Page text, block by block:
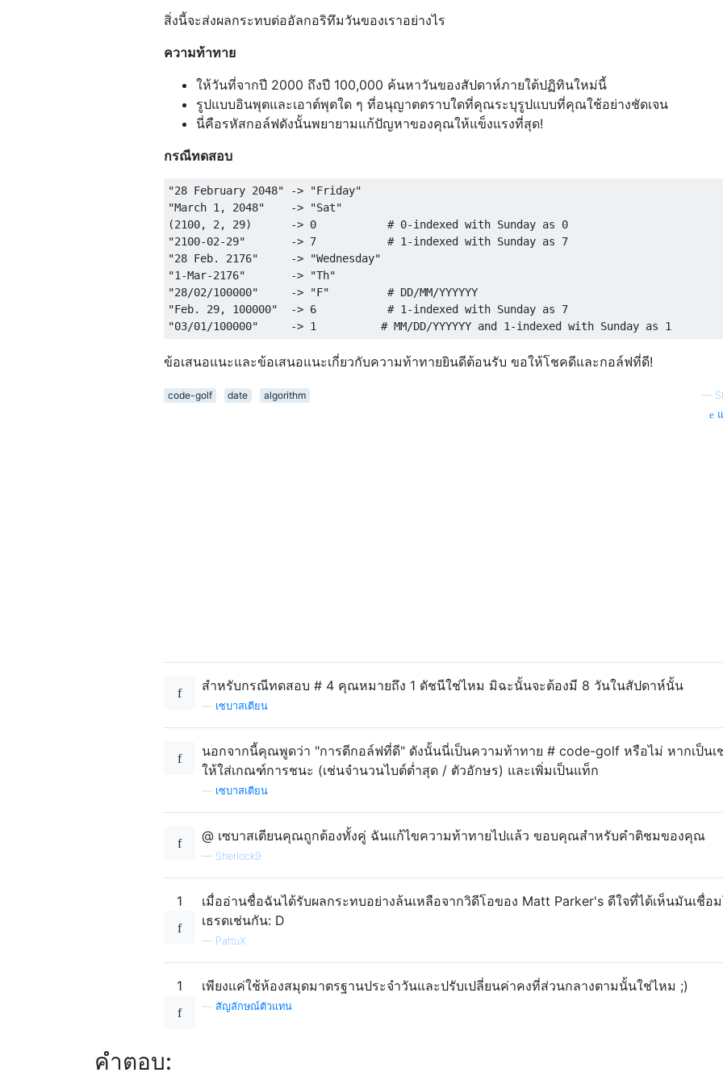
สิ่งนี้จะส่งผลกระทบต่ออัลกอริทึมวันของเราอย่างไร
ความท้าทาย
ให้วันที่จากปี 2000 ถึงปี 100,000 ค้นหาวันของสัปดาห์ภายใต้ปฏิทินใหม่นี้
รูปแบบอินพุตและเอาต์พุตใด ๆ ที่อนุญาตตราบใดที่คุณระบุรูปแบบที่คุณใช้อย่างชัดเจน
นี่คือรหัสกอล์ฟดังนั้นพยายามแก้ปัญหาของคุณให้แข็งแรงที่สุด!
กรณีทดสอบ
"28 February 2048" -> "Friday"
"March 1, 2048"    -> "Sat"
(2100, 2, 29)      -> 0           # 0-indexed with Sunday as 0
"2100-02-29"       -> 7           # 1-indexed with Sunday as 7
"28 Feb. 2176"     -> "Wednesday"
"1-Mar-2176"       -> "Th"
"28/02/100000"     -> "F"         # DD/MM/YYYYYY
"Feb. 29, 100000"  -> 6           # 1-indexed with Sunday as 7
ข้อเสนอแนะและข้อเสนอแนะเกี่ยวกับความท้าทายยินดีต้อนรับ ขอให้โชคดีและกอล์ฟที่ดี!
code-golf date algorithm —
สำหรับกรณีทดสอบ # 4 คุณหมายถึง 1 ดัชนีใช่ไหม มิฉะนั้นจะต้องมี 8 วันในสัปดาห์นั้น
เซบาสเตียน
นอกจากนี้คุณพูดว่า "การตีกอล์ฟที่ดี" ดังนั้นนี่เป็นความท้าทาย # code-golf หรือไม่ หากเป็น
ให้ใส่เกณฑ์การชนะ (เช่นจำนวนไบต์ต่ำสุด / ตัวอักษร) และเพิ่มเป็นแท็ก
เซบาสเตียน
@ เซบาสเตียนคุณถูกต้องทั้งคู่ ฉันแก้ไขความท้าทายไปแล้ว ขอบคุณสำหรับคำติชมของคุณ
— Sherlock9
1
เมื่ออ่านชื่อฉันได้รับผลกระทบอย่างล้นเหลือจากวิดีโอของ Matt Parker's ดีใจที่ได้เห็นมันเชื่อ
เธรดเช่นกัน: D
— PattuX
1 เพียงแค่ใช้ห้องสมุดมาตรฐานประจำวันและปรับเปลี่ยนค่าคงที่ส่วนกลางตามนั้นใช่ไหม ;)
สัญลักษณ์ตัวแทน
คำตอบ: